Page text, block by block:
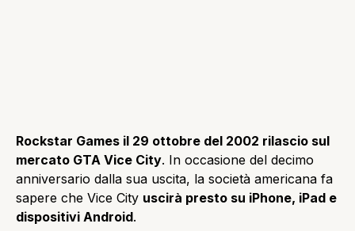
Rockstar Games il 29 ottobre del 2002 rilascio sul
mercato GTA Vice City. In occasione del decimo
anniversario dalla sua uscita, la società americana fa
sapere che Vice City uscirà presto su iPhone, iPad e
dispositivi Android.